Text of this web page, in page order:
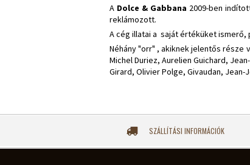
A Dolce & Gabbana 2009-ben
reklámozott.
A cég illatai a saját értéküket
Néhány "orr" , akiknek jelentős része
Michel Duriez, Aurelien Guichard,
Girard, Olivier Polge, Givaudan, Jean-
SZÁLLÍTÁSI INFORMÁCIÓK